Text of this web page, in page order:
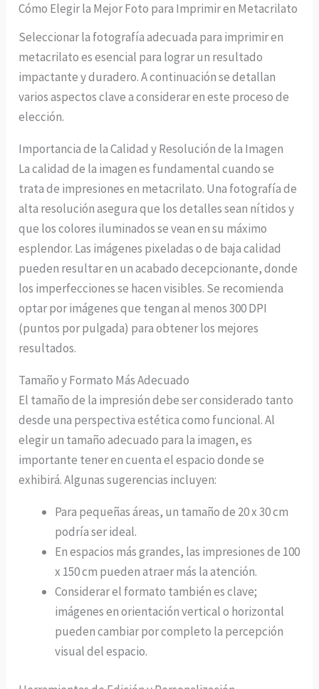
Cómo Elegir la Mejor Foto para Imprimir en Metacrilato
Seleccionar la fotografía adecuada para imprimir en
metacrilato es esencial para lograr un resultado
impactante y duradero. A continuación se detallan
varios aspectos clave a considerar en este proceso de
elección.
Importancia de la Calidad y Resolución de la Imagen
La calidad de la imagen es fundamental cuando se
trata de impresiones en metacrilato. Una fotografía de
alta resolución asegura que los detalles sean nítidos y
que los colores iluminados se vean en su máximo
esplendor. Las imágenes pixeladas o de baja calidad
pueden resultar en un acabado decepcionante, donde
los imperfecciones se hacen visibles. Se recomienda
optar por imágenes que tengan al menos 300 DPI
(puntos por pulgada) para obtener los mejores
resultados.
Tamaño y Formato Más Adecuado
El tamaño de la impresión debe ser considerado tanto
desde una perspectiva estética como funcional. Al
elegir un tamaño adecuado para la imagen, es
importante tener en cuenta el espacio donde se
exhibirá. Algunas sugerencias incluyen:
Para pequeñas áreas, un tamaño de 20 x 30 cm
podría ser ideal.
En espacios más grandes, las impresiones de 100
x 150 cm pueden atraer más la atención.
Considerar el formato también es clave;
imágenes en orientación vertical o horizontal
pueden cambiar por completo la percepción
visual del espacio.